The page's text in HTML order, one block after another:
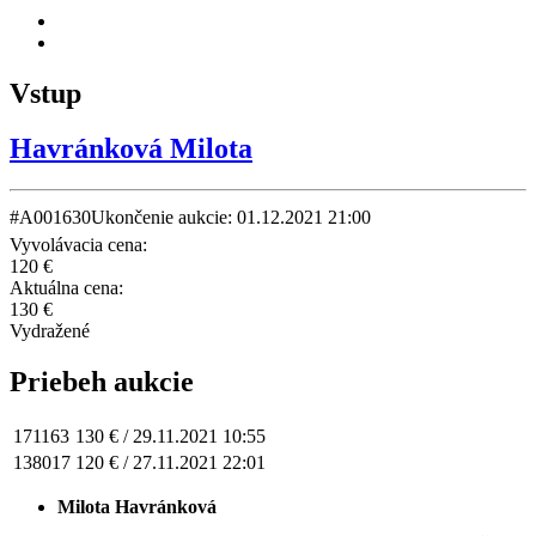
Vstup
Havránková Milota
#A001630Ukončenie aukcie: 01.12.2021 21:00
Vyvolávacia cena:
120 €
Aktuálna cena:
130 €
Vydražené
Priebeh aukcie
171163 130 € / 29.11.2021 10:55
138017 120 € / 27.11.2021 22:01
Milota Havránková